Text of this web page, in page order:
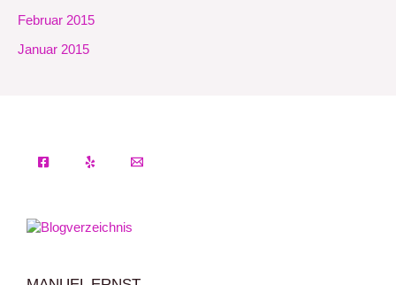
Februar 2015
Januar 2015